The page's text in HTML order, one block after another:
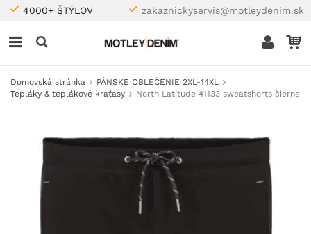
4000+ ŠTÝLOV zakaznickyservis@motleydenim.sk
Domovská stránka
PÁNSKE OBLEČENIE 2XL-14XL
Tepláky & teplákové kraťasy
North Latitude 41133 sweatshorts čierne